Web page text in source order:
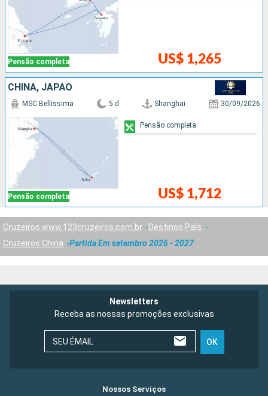
Pensão completa US$ 1,265
CHINA, JAPÃO
Pensão completa
MSC Bellissima 5 d Shanghai 30/09/2026
US$ 1,712
Pensão completa
Cruzeiros www.123cruzeiros.com.br
Destinos País
Cruzeiros China
Partida Em setembro 2026 - 2027
Newsletters
Receba as nossas promoções exclusivas
SEU ÉMAIL OK
Nossos Serviços